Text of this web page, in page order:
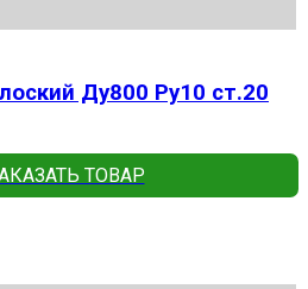
Ду800 Ру10 ст.20
ТОВАР